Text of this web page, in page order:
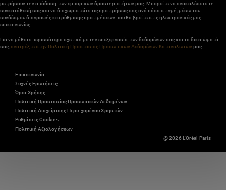
μετρήσουν την απόδοση των εμπορικών δραστηριοτήτων μας. Μπορείτε να ανακαλέσετε τη
συγκατάθεσή σας και να διαχειριστείτε τις προτιμήσεις σας ανά πάσα στιγμή, μέσω του
συνδέσμου διαγραφής και ρύθμισης προτιμήσεων που θα βρείτε στις ηλεκτρονικές μας
επικοινωνίες.
Για να μάθετε περισσότερα σχετικά με την επεξεργασία των δεδομένων σας και τα δικαιώματά
σας, ανατρέξτε στην Πολιτική Προστασίας Προσωπικών Δεδομένων Καταναλωτώνμας.
Επικοινωνία
Συχνές Ερωτήσεις
Όροι Χρήσης
Πολιτική Προστασίας Προσωπικών Δεδομένων
Πολιτική Διαχείρισης Περιεχομένου Χρηστών
Ρυθμίσεις Cookies
Πολιτική Αξιολογήσεων
@ 2026 L'Oréal Paris